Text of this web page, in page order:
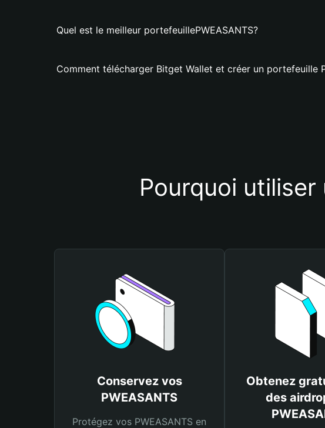
Quel est le meilleur portefeuillePWEASANTS?
Comment télécharger Bitget Wallet et créer un portefeuille
Pourquoi utiliser
Conservez vos
PWEASANTS
Protégez vos PWEASANTS en
Obtenez
des